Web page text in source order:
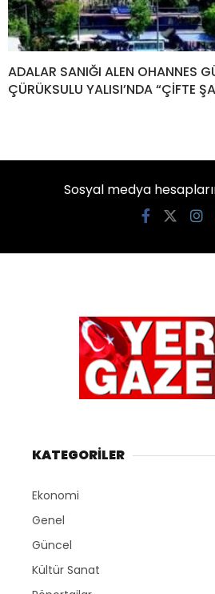
ADALAR SANIĞI ALEN OHANNES
ÇÜRÜKSULU YALISI’NDA “ÇİFTE
Sosyal medya
KATEGORİLER
Ekonomi
Genel
Güncel
Kültür Sanat